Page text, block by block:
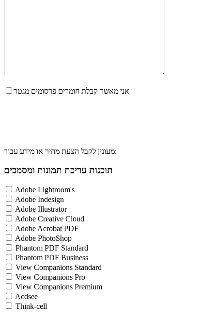
אני מאשר קבלת חומרים פרסומים מגטר
מעונין לקבל הצעת מחיר או מידע עבור:
תוכנות עריכת תמונות ומסמכים
Adobe Lightroom's
Adobe Indesign
Adobe Illustrator
Adobe Creative Cloud
Adobe Acrobat PDF
Adobe PhotoShop
Phantom PDF Standard
Phantom PDF Business
View Companions Standard
View Companions Pro
View Companions Premium
Acdsee
Think-cell